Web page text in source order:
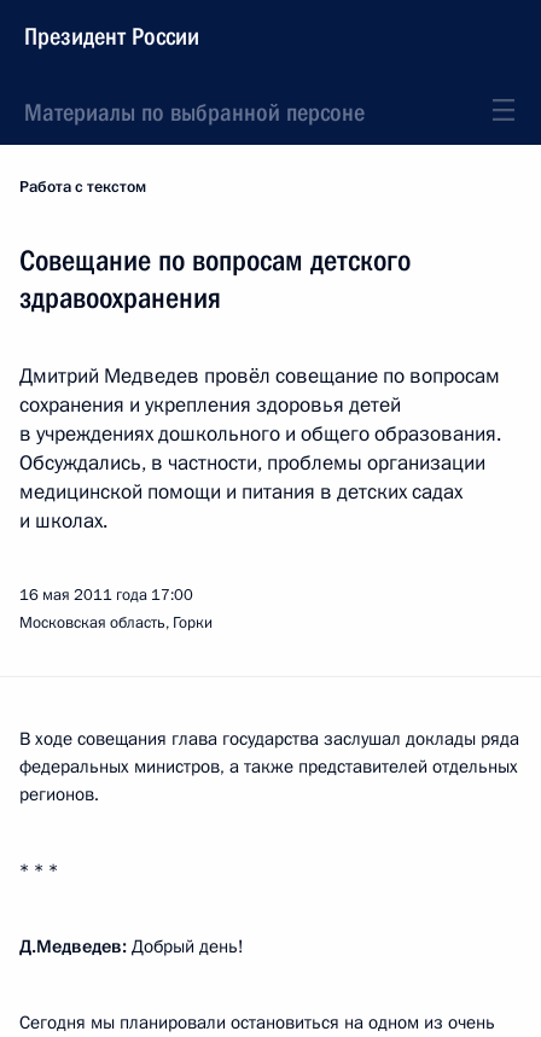
Президент России
Материалы по выбранной персоне
Работа с текстом
Совещание по вопросам детского
здравоохранения
Дмитрий Медведев провёл совещание по вопросам
сохранения и укрепления здоровья детей
в учреждениях дошкольного и общего образования.
Обсуждались, в частности, проблемы организации
медицинской помощи и питания в детских садах
и школах.
16 мая 2011 года 17:00
Московская область, Горки
В ходе совещания глава государства заслушал доклады ряда
федеральных министров, а также представителей отдельных
регионов.
* * *
Д.Медведев: Добрый день!
Сегодня мы планировали остановиться на одном из очень